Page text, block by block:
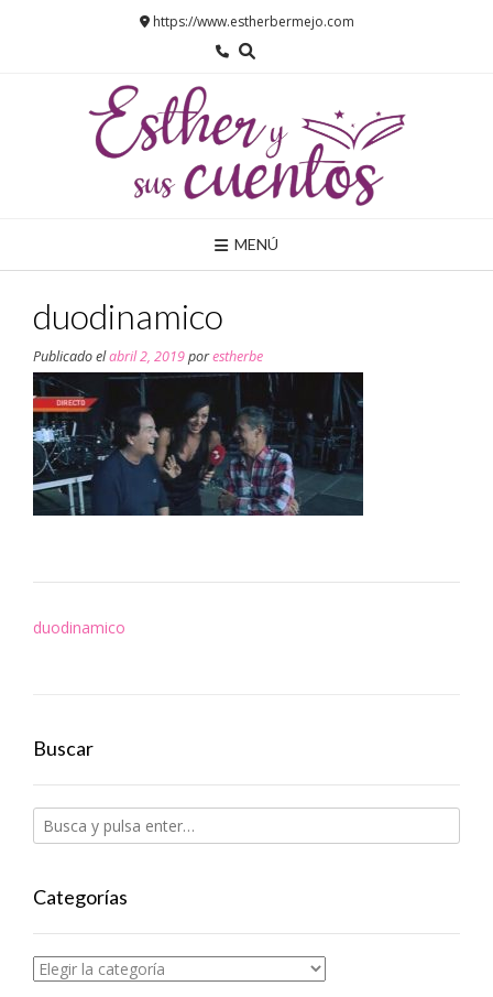
https://www.estherbermejo.com
MENÚ
duodinamico
Publicado elabril 2, 2019porestherbe
Navegación
duodinamico
Buscar
Categorías
Categorías